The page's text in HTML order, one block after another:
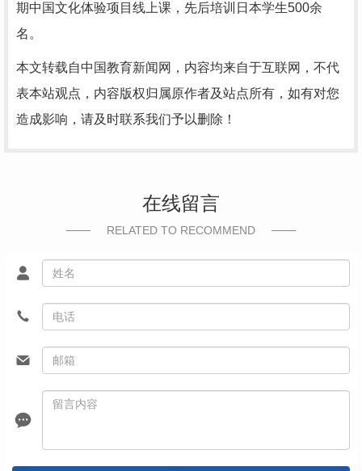
期中国文化体验项目线上课，先后培训日本学生500余
名。
本文转载自中国教育新闻网，内容均来自于互联网，不代
表本站观点，内容版权归属原作者及站点所有，如有对您
造成影响，请及时联系我们予以删除！
在线留言
RELATED TO RECOMMEND